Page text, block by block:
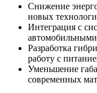
Снижение
новых
Интеграция с
Разработка
работу с
Уменьшение
современных